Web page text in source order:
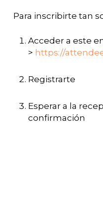
Para inscribirte tan
Acceder a este
> https://
Registrarte
Esperar a la
confirmación